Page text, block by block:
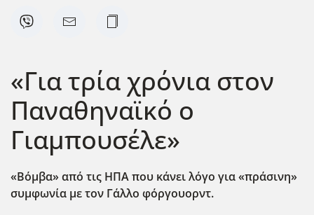
«Για τρία χρόνια στον
Παναθηναϊκό ο
Γιαμπουσέλε»
«Βόμβα» από τις ΗΠΑ που κάνει λόγο για «πράσινη»
συμφωνία με τον Γάλλο φόργουορντ.